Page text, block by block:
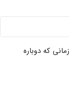
که دوباره